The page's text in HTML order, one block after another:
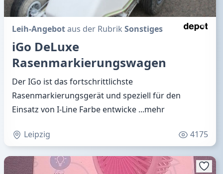
Leih-Angebotaus der Rubrik Sonstiges
iGo DeLuxe
Rasenmarkierungswagen
Der IGo ist das fortschrittlichste
Rasenmarkierungsgerät und speziell für den
Einsatz von I-Line Farbe entwicke ...mehr
Leipzig 4175